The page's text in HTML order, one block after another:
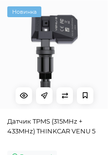
Новинка
Датчик TPMS (315MHz +
433MHz) THINKCAR VENU 5